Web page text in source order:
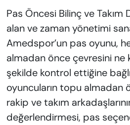
Pas Öncesi Bilinç ve Takım
alan ve zaman yönetimi
Amedspor’un pas oyunu,
almadan önce çevresini ne
şekilde kontrol ettiğine
oyuncuların topu almadan
rakip ve takım
değerlendirmesi, pas